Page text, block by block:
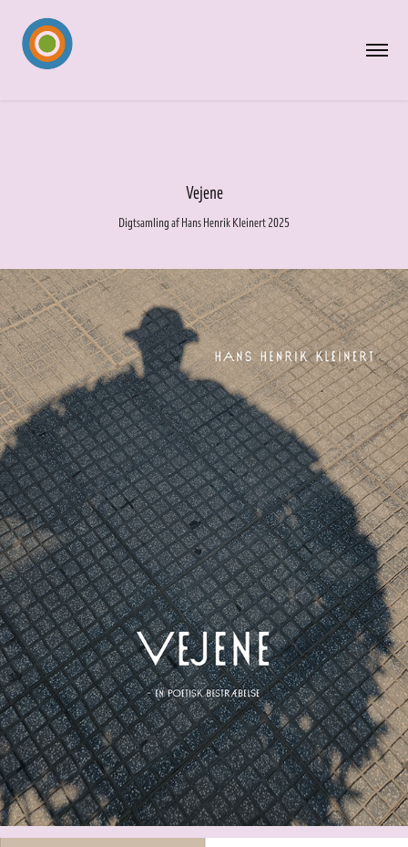
Vejene
Digtsamling af Hans Henrik Kleinert 2025